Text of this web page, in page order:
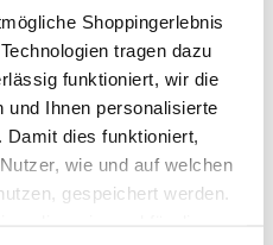
Shoppingerlebnis
tragen dazu
funktioniert, wir die
und Ihnen personalisierte
dies funktioniert,
wie und auf welchen
gespeichert werden.
zu schließen
rechts mit Coin-Pocket